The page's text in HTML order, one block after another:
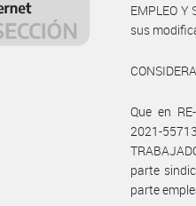
EMPLEO Y
sus
Que en
2021-
parte
parte